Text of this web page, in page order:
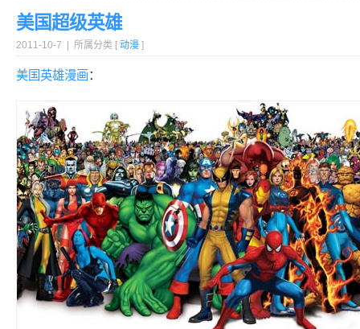
美国超级英雄
2011-10-7 | 所属分类 [ 动漫 ]
美国英雄漫画：